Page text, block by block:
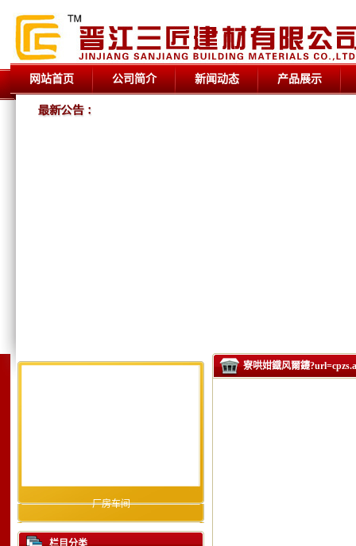
网站首页 公司简介 新闻动态 产品展示
厂房车间
栏目分类
寮哄姏鐡风爾鑳